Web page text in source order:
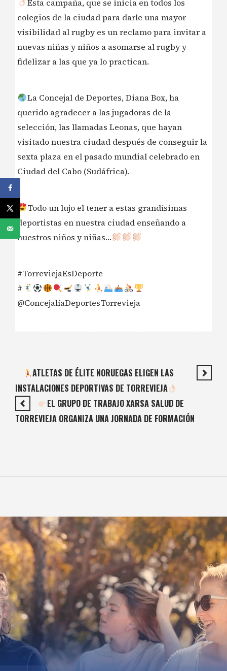
Esta campaña, que se inicia en todos los
colegios de la ciudad para darle una mayor
visibilidad al rugby es un reclamo para invitar a
nuevas niñas y niños a asomarse al rugby y
fidelizar a las que ya lo practican.
La Concejal de Deportes, Diana Box, ha
querido agradecer a las jugadoras de la
selección, las llamadas Leonas, que hayan
visitado nuestra ciudad después de conseguir la
sexta plaza en el pasado mundial celebrado en
Ciudad del Cabo (Sudáfrica).
Todo un lujo el tener a estas grandísimas
deportistas en nuestra ciudad enseñando a
nuestros niños y niñas…
#TorreviejaEsDeporte
#
@ConcejalíaDeportesTorrevieja
ATLETAS DE ÉLITE NORUEGAS ELIGEN LAS
INSTALACIONES DEPORTIVAS DE TORREVIEJA
EL GRUPO DE TRABAJO XARSA SALUD DE
TORREVIEJA ORGANIZA UNA JORNADA DE FORMACIÓN